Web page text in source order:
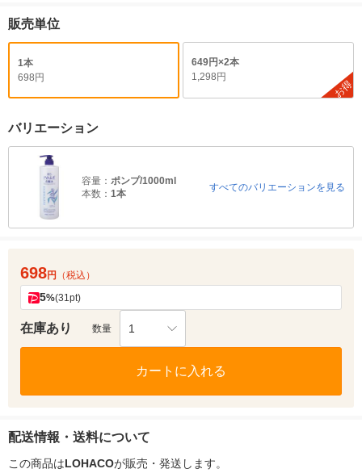
販売単位
1本
698円
649円×2本
1,298円
お得
バリエーション
容量： ポンプ/1000ml
本数： 1本
すべてのバリエーションを見る
698円 （税込）
5%(31pt)
在庫あり 数量 1
カートに入れる
配送情報・送料について
この商品はLOHACOが販売・発送します。